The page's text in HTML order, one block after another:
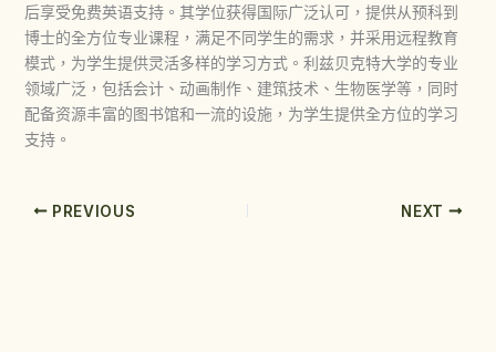
后享受免费英语支持。其学位获得国际广泛认可，提供从预科到
博士的全方位专业课程，满足不同学生的需求，并采用远程教育
模式，为学生提供灵活多样的学习方式。利兹贝克特大学的专业
领域广泛，包括会计、动画制作、建筑技术、生物医学等，同时
配备资源丰富的图书馆和一流的设施，为学生提供全方位的学习
支持。
PREVIOUS NEXT